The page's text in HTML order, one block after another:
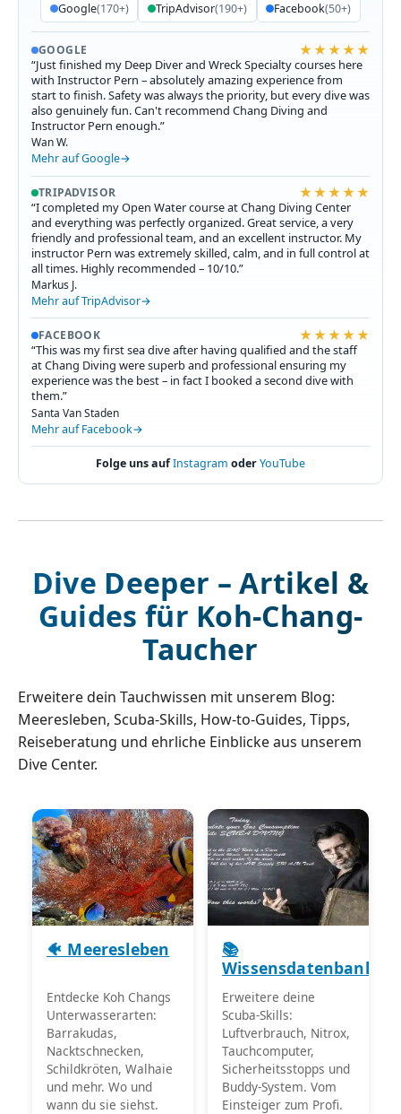
Google(170+) TripAdvisor(190+) Facebook(50+)
GOOGLE ★★★★★
“Just finished my Deep Diver and Wreck Specialty courses here
with Instructor Pern – absolutely amazing experience from
start to finish. Safety was always the priority, but every dive was
also genuinely fun. Can't recommend Chang Diving and
Instructor Pern enough.”
Wan W.
Mehr auf Google
TRIPADVISOR ★★★★★
“I completed my Open Water course at Chang Diving Center
and everything was perfectly organized. Great service, a very
friendly and professional team, and an excellent instructor. My
instructor Pern was extremely skilled, calm, and in full control at
all times. Highly recommended – 10/10.”
Markus J.
Mehr auf TripAdvisor
FACEBOOK ★★★★★
“This was my first sea dive after having qualified and the staff
at Chang Diving were superb and professional ensuring my
experience was the best – in fact I booked a second dive with
them.”
Santa Van Staden
Mehr auf Facebook
Folge uns aufInstagram oderYouTube
Dive Deeper – Artikel &
Guides für Koh-Chang-
Taucher
Erweitere dein Tauchwissen mit unserem Blog:
Meeresleben, Scuba-Skills, How-to-Guides, Tipps,
Reiseberatung und ehrliche Einblicke aus unserem
Dive Center.
🐠 Meeresleben
Entdecke Koh Changs
Unterwasserarten:
Barrakudas,
Nacktschnecken,
Schildkröten, Walhaie
und mehr. Wo und
wann du sie siehst.
📚
Wissensdatenbank
Erweitere deine
Scuba-Skills:
Luftverbrauch, Nitrox,
Tauchcomputer,
Sicherheitsstopps und
Buddy-System. Vom
Einsteiger zum Profi.